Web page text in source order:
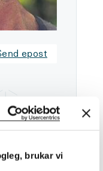
brukar vi
epost